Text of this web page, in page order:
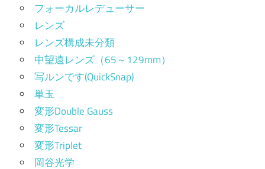
フォーカルレデューサー
レンズ
レンズ構成未分類
中望遠レンズ（65～129mm）
写ルンです(QuickSnap)
単玉
変形Double Gauss
変形Tessar
変形Triplet
岡谷光学